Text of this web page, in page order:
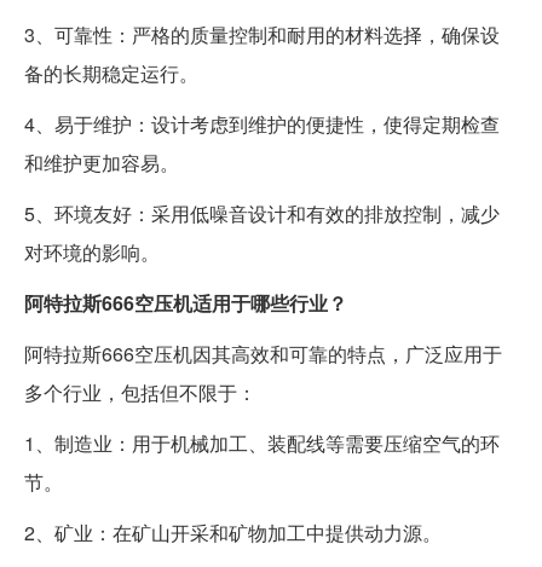
3、可靠性：严格的质量控制和耐用的材料选择，确保设
备的长期稳定运行。
4、易于维护：设计考虑到维护的便捷性，使得定期检查
和维护更加容易。
5、环境友好：采用低噪音设计和有效的排放控制，减少
对环境的影响。
阿特拉斯666空压机适用于哪些行业？
阿特拉斯666空压机因其高效和可靠的特点，广泛应用于
多个行业，包括但不限于：
1、制造业：用于机械加工、装配线等需要压缩空气的环
节。
2、矿业：在矿山开采和矿物加工中提供动力源。